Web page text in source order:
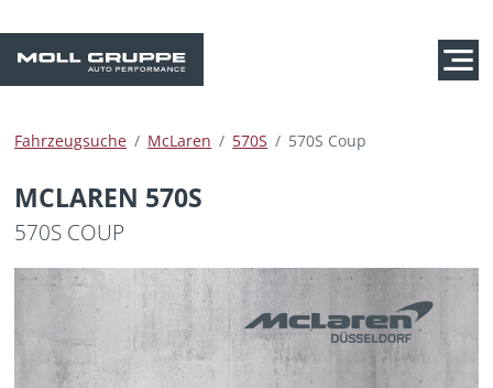
Fahrzeugsuche McLaren 570S 570S Coup
MCLAREN 570S
570S COUP